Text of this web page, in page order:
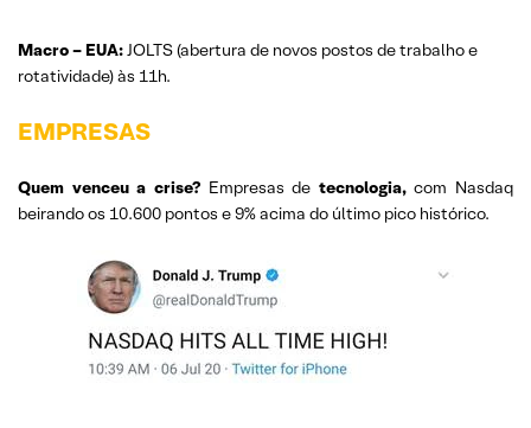
Macro – EUA:JOLTS (abertura de novos postos de trabalho e
rotatividade) às 11h.
EMPRESAS
Quem venceu a crise? Empresas de tecnologia,com Nasdaq
beirando os 10.600 pontos e 9% acima do último pico histórico.